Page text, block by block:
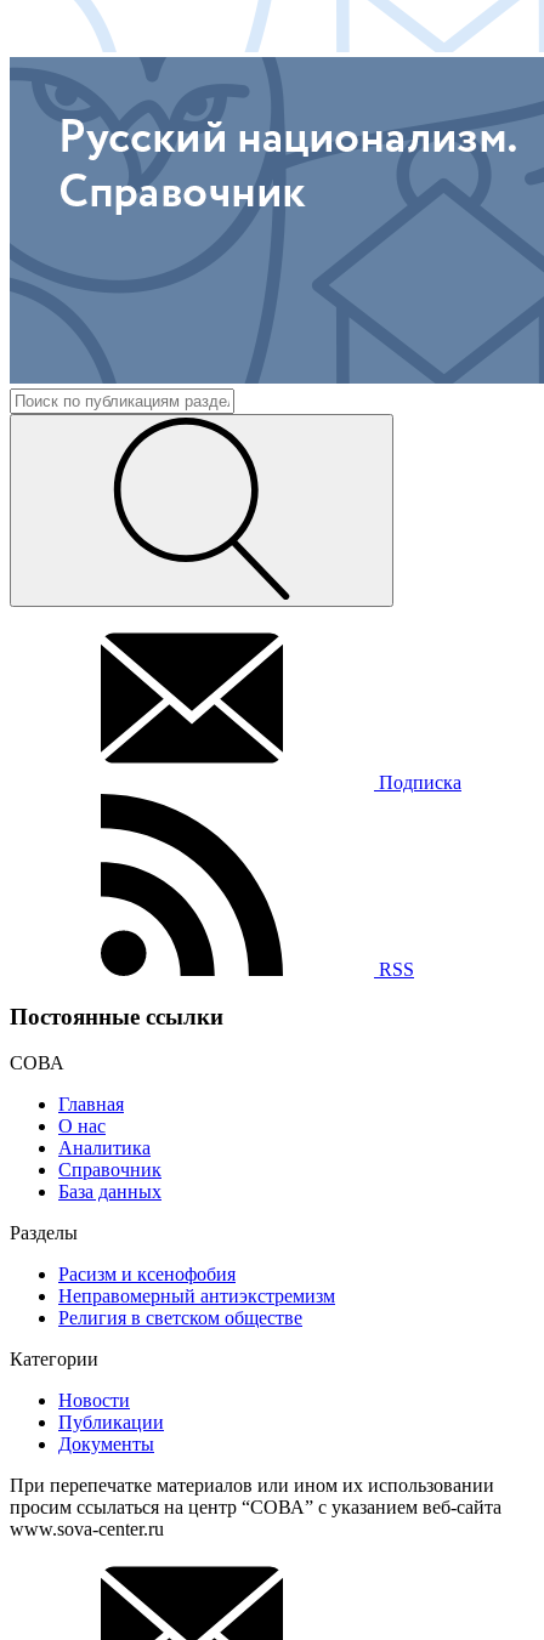
Подписка
RSS
Постоянные ссылки
СОВА
Главная
О нас
Аналитика
Справочник
База данных
Разделы
Расизм и ксенофобия
Неправомерный антиэкстремизм
Религия в светском обществе
Категории
Новости
Публикации
Документы
При перепечатке материалов или ином их использовании
просим ссылаться на центр “СОВА” с указанием веб-сайта
www.sova-center.ru